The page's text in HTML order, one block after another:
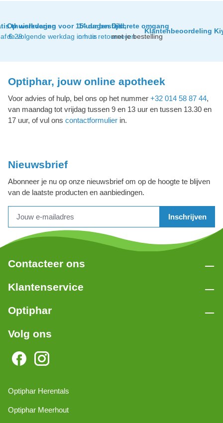
thuislevering
€ 29
Op werkdagen voor 15 uur besteld,
de volgende werkdag in huis
14 dagen tijd
om te retourneren
Discrete omgang
met je bestelling
Klantenbeoordeling
Optiphar, jouw online apotheek
Voor advies of hulp, bel ons op het nummer +32 014 58 87 44,
van maandag tot vrijdag tussen 9 en 13 uur en tussen 13.30 en
17 uur, of vul ons contactformulier in.
Nieuwsbrief
Abonneer je nu op onze nieuwsbrief om op de hoogte te blijven
van de laatste producten en aanbiedingen.
Inschrijven
Contacteer ons
Klantenservice
Optiphar
Volg ons
Optiphar Herentals
Optiphar Meerhout